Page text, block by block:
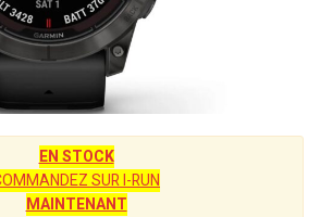
EN STOCK
SUR I-RUN
MAINTENANT